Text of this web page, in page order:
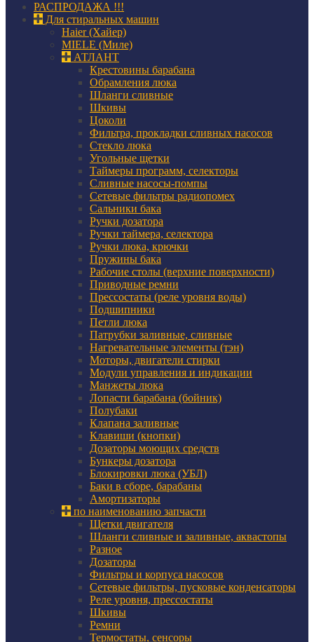
РАСПРОДАЖА !!!
Для стиральных машин
Haier (Хайер)
MIELE (Миле)
АТЛАНТ
Крестовины барабана
Обрамления люка
Шланги сливные
Шкивы
Цоколи
Фильтра, прокладки сливных насосов
Стекло люка
Угольные щетки
Таймеры программ, селекторы
Сливные насосы-помпы
Сетевые фильтры радиопомех
Сальники бака
Ручки дозатора
Ручки таймера, селектора
Ручки люка, крючки
Пружины бака
Рабочие столы (верхние поверхности)
Приводные ремни
Прессостаты (реле уровня воды)
Подшипники
Петли люка
Патрубки заливные, сливные
Нагревательные элементы (тэн)
Моторы, двигатели стирки
Модули управления и индикации
Манжеты люка
Лопасти барабана (бойник)
Полубаки
Клапана заливные
Клавиши (кнопки)
Дозаторы моющих средств
Бункеры дозатора
Блокировки люка (УБЛ)
Баки в сборе, барабаны
Амортизаторы
по наименованию запчасти
Щетки двигателя
Шланги сливные и заливные, аквастопы
Разное
Дозаторы
Фильтры и корпуса насосов
Сетевые фильтры, пусковые конденсаторы
Реле уровня, прессостаты
Шкивы
Ремни
Термостаты, сенсоры